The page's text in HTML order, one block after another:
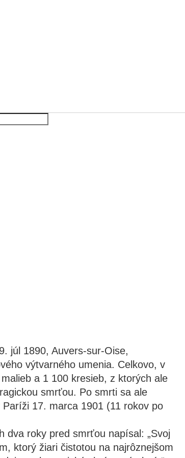
júl 1890, Auvers-sur-Oise,
výtvarného umenia. Celkovo, v
a 1 100 kresieb, z ktorých ale
smrťou. Po smrti sa ale
17. marca 1901 (11 rokov po
dva roky pred smrťou napísal: „Svoj
ktorý žiari čistotou na najrôznejšom